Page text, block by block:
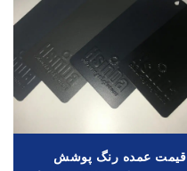
قیمت عمده رنگ پوشش